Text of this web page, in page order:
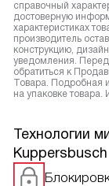
справочный
достоверную
характеристиках
производитель
конструкцию,
уведомления.
обратиться к
Товара. Подробная
на упаковке
Технологии
Kuppersbusch